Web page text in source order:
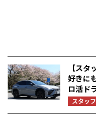
【ス
好きに
ロ活ド
スタッ